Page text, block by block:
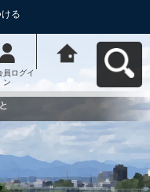
る
員ログイ
ン
動応援ｻｲﾄ はち
コミねっとへ戻